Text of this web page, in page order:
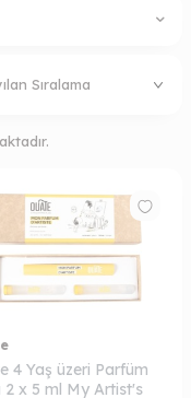
4 Yaş üzeri Parfüm
2 x 5 ml My Artist's